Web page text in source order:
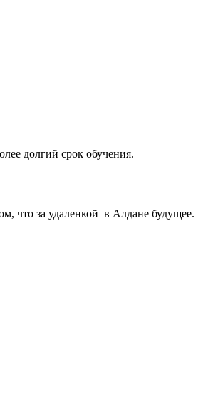
долгий срок обучения.
что за удаленкой в Алдане будущее.